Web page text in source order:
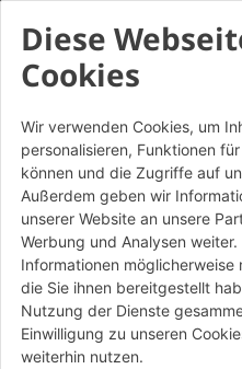
Diese
Cookies
Wir verwenden Cookies, um
personalisieren, Funktionen
können und die Zugriffe auf
Außerdem geben wir
unserer Website an unsere
Werbung und Analysen
Informationen
die Sie ihnen bereitgestellt
Nutzung der Dienste
Einwilligung zu unseren
weiterhin nutzen.